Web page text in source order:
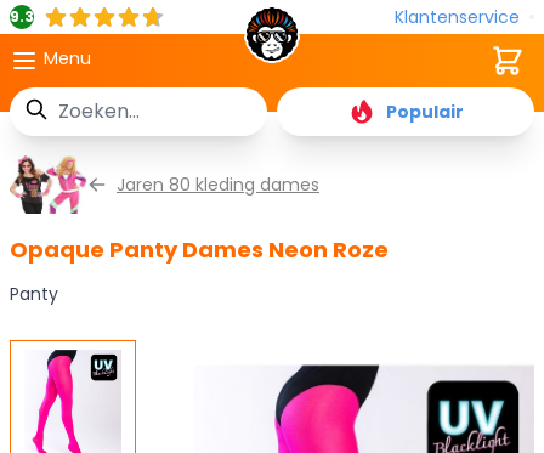
9.3
Klantenservice
Menu
Zoek
Populair
Cart
Jaren 80 kleding dames
Opaque Panty Dames Neon Roze
Panty